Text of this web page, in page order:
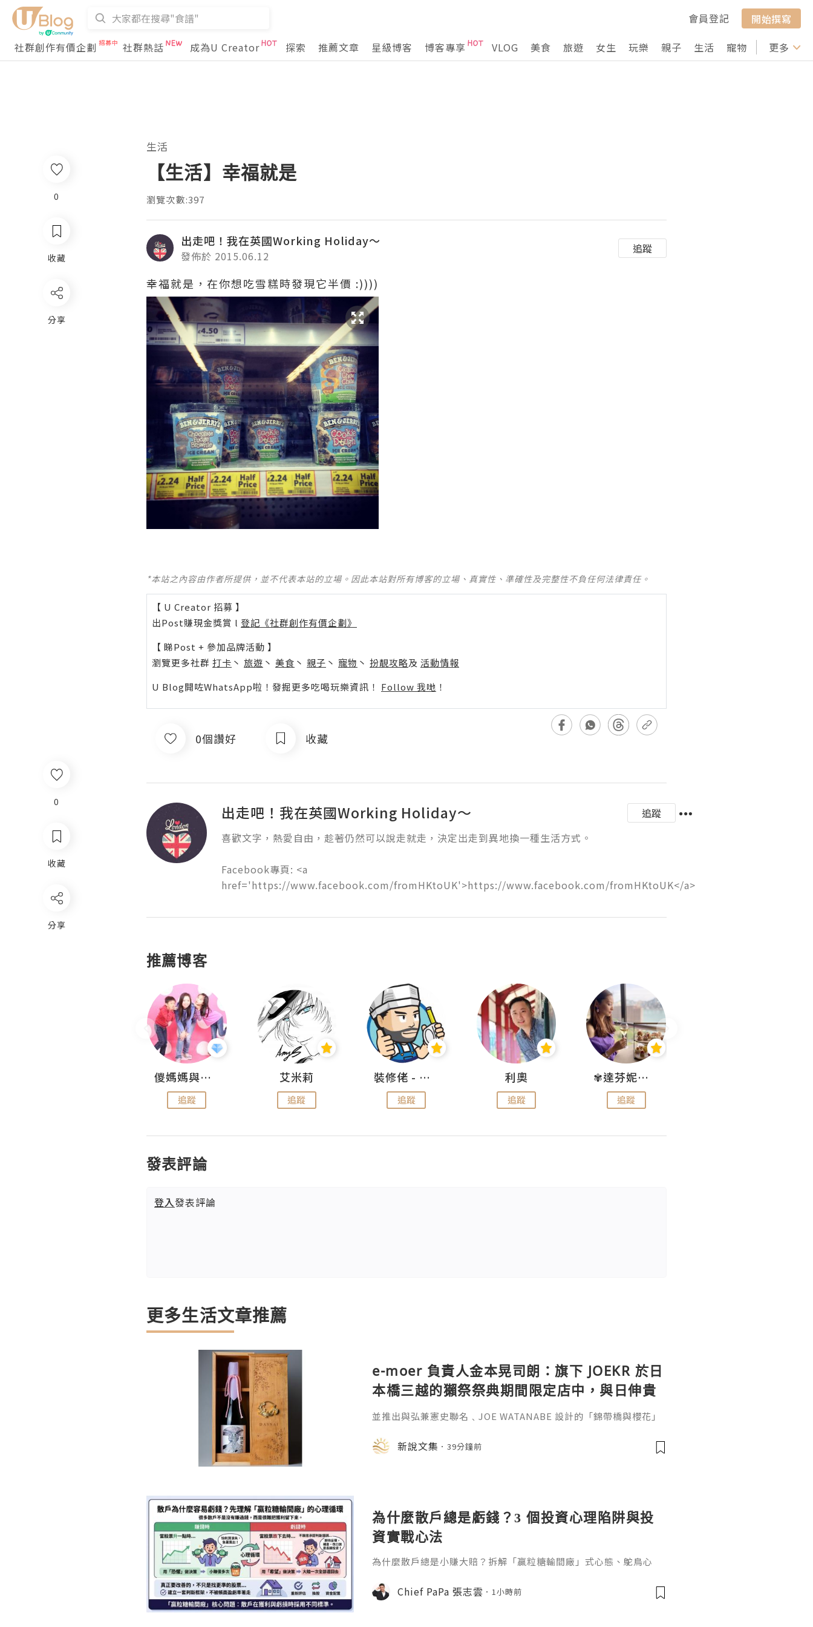
會員登記
開始撰寫
社群創作有價企劃
社群熱話 成為U Creator 探索 推薦文章 星級博客 博客專享 VLOG 美食 旅遊 女生 玩樂 親子 生活 寵物 行山 打卡
更多
0
收藏
分享
生活
【生活】幸福就是
瀏覽次數:397
出走吧！我在英國Working Holiday～
發佈於 2015.06.12
追蹤
幸福就是，在你想吃雪糕時發現它半價 :))))
*本站之內容由作者所提供，並不代表本站的立場。因此本站對所有博客的立場、真實性、準確性及完整性不負任何法律責任。
【 U Creator 招募 】
出Post賺現金獎賞 l 登記《社群創作有價企劃》
【 睇Post + 參加品牌活動 】
瀏覽更多社群 打卡 丶 旅遊 丶 美食 丶 親子 丶 寵物 丶 扮靚攻略及 活動情報
U Blog開咗WhatsApp啦！發掘更多吃喝玩樂資訊！ Follow 我哋 ！
0個讚好 收藏
出走吧！我在英國Working Holiday～
追蹤
喜歡文字，熱愛自由，趁著仍然可以說走就走，決定出走到異地換一種生活方式。
Facebook專頁: <a
href='https://www.facebook.com/fromHKtoUK'>https://www.facebook.com/fromHKtoUK</a>
推薦博客
儍媽媽與兩隻小魔怪之家
追蹤
艾米莉
追蹤
裝修佬 - 香港一站式網上裝修平台
追蹤
利奧
追蹤
✾達芬妮•愛孩子•愛生活✾
追蹤
發表評論
登入發表評論
更多生活文章推薦
e-moer 負責人金本晃司朗：旗下 JOEKR 於日
本橋三越的獺祭祭典期間限定店中，與日伸貴
金属的東京銀器工匠一同參展
並推出與弘兼憲史聯名﹑JOE WATANABE 設計的「錦帶橋與櫻花」
化。e-moer 旗下飾品及銀器品牌「JOEKR」，於 2026 年 5 月 13
日至 26 日（週三至週二）期間，在日本橋三越本店舉行的「獺祭」
新說文集 39分鐘前
為什麼散戶總是虧錢？3 個投資心理陷阱與投
資實戰心法
為什麼散戶總是小賺大賠？拆解「贏粒糖輸間廠」式心態、鴕鳥心
建立更客觀的買賣換股、換位思考與投資管理框架。
Chief PaPa 張志雲 1小時前
0
收藏
分享